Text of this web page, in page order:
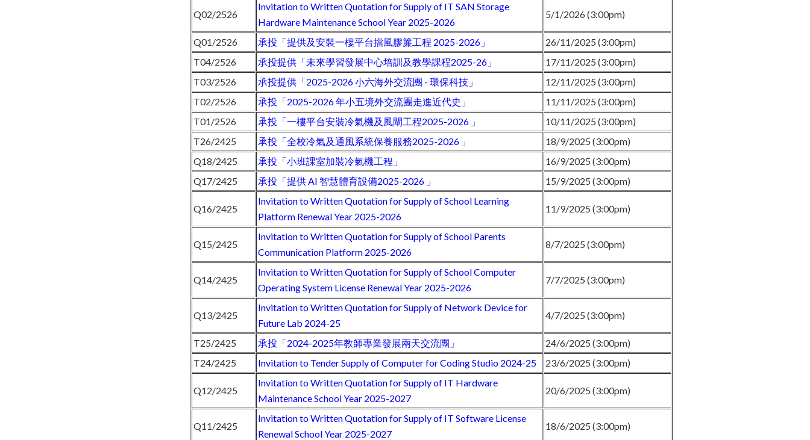
Q02/2526
Invitation to Written Quotation for Supply of IT SAN Storage
Hardware Maintenance School Year 2025-2026
5/1/2026 (3:00pm)
Q01/2526 承投「提供及安裝一樓平台擋風膠簾工程 2025-2026」
26/11/2025 (3:00pm)
T04/2526
承投提供「未來學習發展中心培訓及教學課程2025-26」
17/11/2025 (3:00pm)
T03/2526
承投提供「2025-2026 小六海外交流團 - 環保科技」
12/11/2025 (3:00pm)
T02/2526
承投「2025-2026 年小五境外交流團走進近代史」
11/11/2025 (3:00pm)
T01/2526
承投「一樓平台安裝冷氣機及風閘工程2025-2026 」
10/11/2025 (3:00pm)
T26/2425
承投「全校冷氣及通風系統保養服務2025-2026 」
18/9/2025 (3:00pm)
Q18/2425
承投「小班課室加裝冷氣機工程」
16/9/2025 (3:00pm)
Q17/2425
承投「提供 AI 智慧體育設備2025-2026 」 15/9/2025 (3:00pm)
Q16/2425
Invitation to Written Quotation for Supply of School Learning
Platform Renewal Year 2025-2026
11/9/2025 (3:00pm)
Q15/2425
Invitation to Written Quotation for Supply of School Parents
Communication Platform 2025-2026
8/7/2025 (3:00pm)
Q14/2425
Invitation to Written Quotation for Supply of School Computer
Operating System License Renewal Year 2025-2026
7/7/2025 (3:00pm)
Q13/2425
Invitation to Written Quotation for Supply of Network Device for
Future Lab 2024-25
4/7/2025 (3:00pm)
T25/2425 承投「2024-2025年教師專業發展兩天交流團」
24/6/2025 (3:00pm)
T24/2425
Invitation to Tender Supply of Computer for Coding Studio 2024-25 23/6/2025 (3:00pm)
Q12/2425
Invitation to Written Quotation for Supply of IT Hardware
Maintenance School Year 2025-2027
20/6/2025 (3:00pm)
Q11/2425
Invitation to Written Quotation for Supply of IT Software License
Renewal School Year 2025-2027
18/6/2025 (3:00pm)